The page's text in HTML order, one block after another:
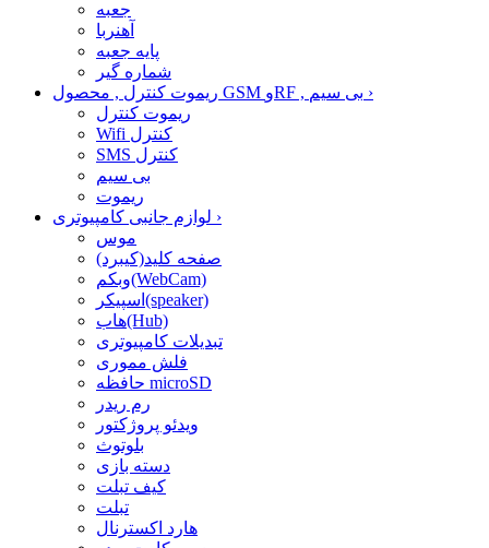
جعبه
آهنربا
پایه جعبه
شماره گیر
›
ریموت کنترل
Wifi کنترل
SMS کنترل
بی سیم
ریموت
›
موس
صفحه کلید(کیبرد)
وبکم(WebCam)
اسپیکر(speaker)
هاب(Hub)
تبدیلات کامپیوتری
فلش مموری
حافظه microSD
رم ریدر
ویدئو پروژکتور
بلوتوث
دسته بازی
کیف تبلت
تبلت
هارد اکسترنال